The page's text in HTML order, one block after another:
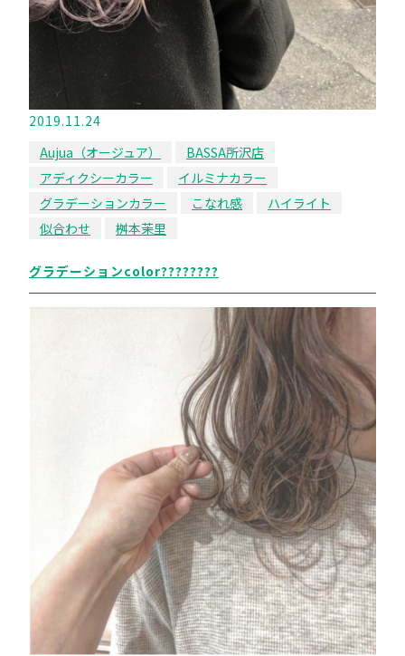
2019.11.24
Aujua（オージュア）
BASSA所沢店
アディクシーカラー
イルミナカラー
グラデーションカラー
こなれ感
ハイライト
似合わせ
桝本茉里
グラデーションcolor????????